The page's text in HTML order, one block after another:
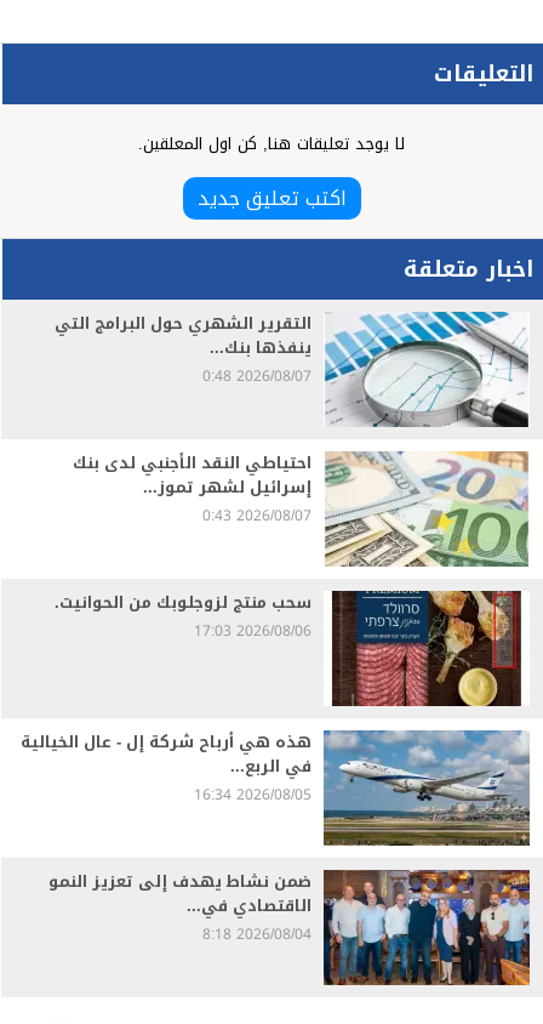
التعليقات
لا يوجد تعليقات هنا, كن اول المعلقين.
اكتب تعليق جديد
اخبار متعلقة
التقرير الشهري حول البرامج التي
ينفذها بنك...
2026/08/07 0:48
احتياطي النقد الأجنبي لدى بنك
إسرائيل لشهر تموز...
2026/08/07 0:43
سحب منتج لزوجلوبك من الحوانيت.
2026/08/06 17:03
هذه هي أرباح شركة إل - عال الخيالية
في الربع...
2026/08/05 16:34
ضمن نشاط يهدف إلى تعزيز النمو
الاقتصادي في...
2026/08/04 8:18